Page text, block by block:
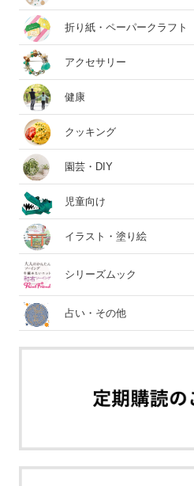
折り紙・ペーパークラフト
アクセサリー
健康
クッキング
園芸・DIY
児童向け
イラスト・塗り絵
シリーズムック
占い・その他